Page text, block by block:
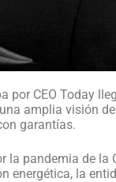
por CEO Today
amplia visión
garantías.
pandemia de la
energética, la